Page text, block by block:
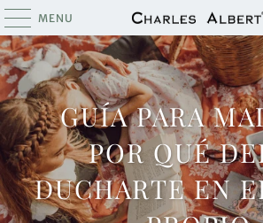
MENU
GUÍA PARA
POR QUÉ
DUCHARTE EN